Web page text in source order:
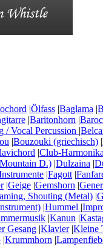
|Ölfass |Baglama |
|Baritonhorn |
/ Vocal Percussion |
|Bouzouki (griechisch) |
|Club-
D.) |Dulzaina |
|Fagott|
|Geige |Gemshorn |
Shouting (Metal) |
|Hummel |
|Kanun |
Gesang |Klavier|Kleine
|Krummhorn |